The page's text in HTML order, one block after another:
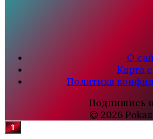
О
Карта
Политика
Подпишись
© 2026